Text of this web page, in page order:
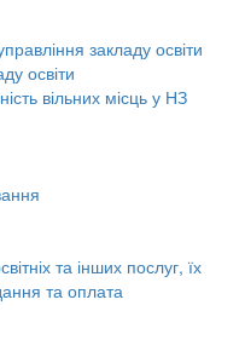
закладу освіти
освіти
вільних місць у НЗ
та інших послуг, їх
та оплата